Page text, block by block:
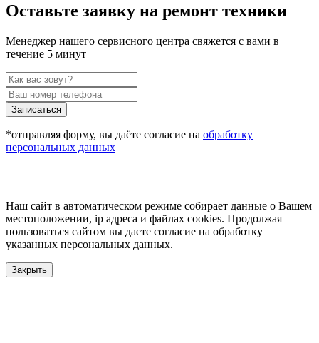
Оставьте заявку на ремонт техники
Менеджер нашего сервисного центра свяжется с вами в
течение 5 минут
Записаться
*отправляя форму, вы даёте согласие на обработку
персональных данных
Наш сайт в автоматическом режиме собирает данные о Вашем
местоположении, ip адреса и файлах cookies. Продолжая
пользоваться сайтом вы даете согласие на обработку
указанных персональных данных.
Закрыть